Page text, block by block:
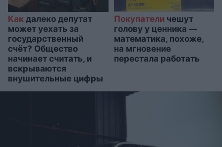
Как далеко депутат
может уехать за
государственный
счёт? Общество
начинает считать, и
вскрываются
внушительные цифры
Покупатели чешут
голову у ценника —
математика, похоже,
на мгновение
перестала работать